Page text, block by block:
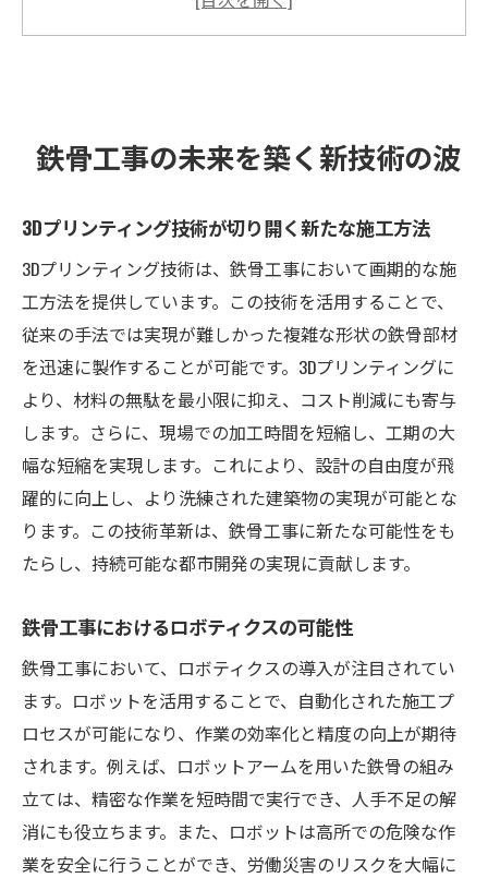
クラウド技術が実現するプロジェクト管理
AIが変える鉄骨工事の現場効率化
AIを活用したリソースの最適化
予測分析による施工スケジュールの改善
品質管理の自動化とAIの役割
AIドローンが担う現場監視の未来
チャットボットによる迅速な情報共有
AIが実現する労働力の効率的配置
デジタルツールがもたらす鉄骨工事のイノベー
ション
BIM技術が変革する設計プロセス
デジタルツインによる施工の最適化
AR技術がもたらす現場教育の新時代
デジタルプランニングの進化とその利点
オンラインプラットフォームが生むコラボ
レーション
持続可能な都市開発を支える鉄骨工事の革新
再生素材の利用で環境負荷を軽減
鉄骨工事の未来を築く新技術の波
3Dプリンティング技術が切り開く新たな施工方法
3Dプリンティング技術は、鉄骨工事において画期的な施
工方法を提供しています。この技術を活用することで、
従来の手法では実現が難しかった複雑な形状の鉄骨部材
を迅速に製作することが可能です。3Dプリンティングに
より、材料の無駄を最小限に抑え、コスト削減にも寄与
します。さらに、現場での加工時間を短縮し、工期の大
幅な短縮を実現します。これにより、設計の自由度が飛
躍的に向上し、より洗練された建築物の実現が可能とな
ります。この技術革新は、鉄骨工事に新たな可能性をも
たらし、持続可能な都市開発の実現に貢献します。
鉄骨工事におけるロボティクスの可能性
鉄骨工事において、ロボティクスの導入が注目されてい
ます。ロボットを活用することで、自動化された施工プ
ロセスが可能になり、作業の効率化と精度の向上が期待
されます。例えば、ロボットアームを用いた鉄骨の組み
立ては、精密な作業を短時間で実行でき、人手不足の解
消にも役立ちます。また、ロボットは高所での危険な作
業を安全に行うことができ、労働災害のリスクを大幅に